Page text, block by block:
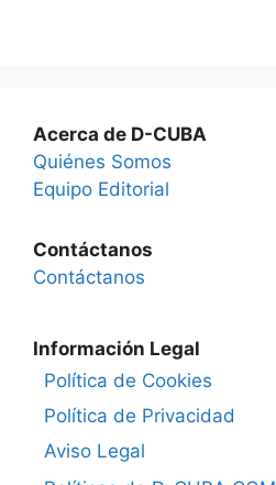
Acerca de D-CUBA
Quiénes Somos
Equipo Editorial
Contáctanos
Contáctanos
Información Legal
Política de Cookies
Política de Privacidad
Aviso Legal